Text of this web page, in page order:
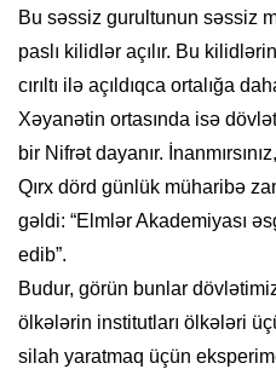
Bu səssiz gurultunun səssiz
paslı kilidlər açılır. Bu
cırıltı ilə açıldıqca ortalığa
Xəyanətin ortasında isə
bir Nifrət dayanır.
Qırx dörd günlük müharibə
gəldi: “Elmlər Akademiyası
edib”.
Budur, görün bunlar
ölkələrin institutları ölkələri
silah yaratmaq üçün